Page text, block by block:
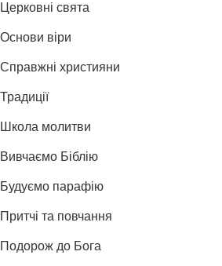
Церковні свята
Основи віри
Справжні християни
Традиції
Школа молитви
Вивчаємо Біблію
Будуємо парафію
Притчі та повчання
Подорож до Бога